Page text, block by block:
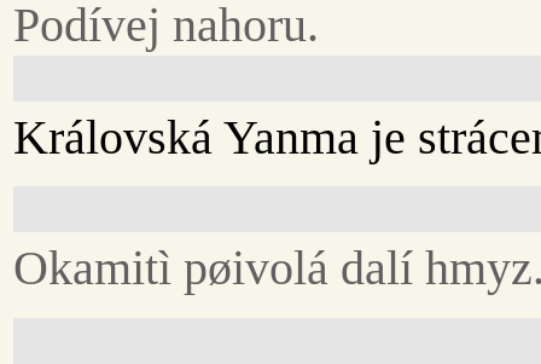
Podívej nahoru.
Královská Yanma je
Okamitì pøivolá dalí